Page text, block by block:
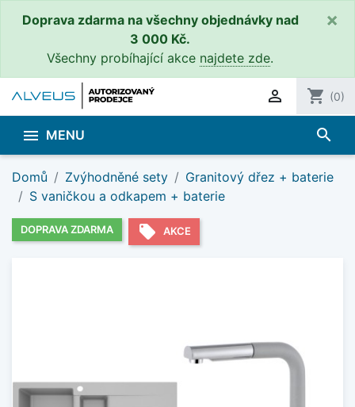
Doprava zdarma na všechny objednávky nad
3 000 Kč.
Všechny probíhající akce najdete zde.
×
 shopping_cart (0)
 MENU search
Domů Zvýhodněné sety
Granitový dřez + baterie
S vaničkou a odkapem + baterie
DOPRAVA ZDARMA local_offer AKCE